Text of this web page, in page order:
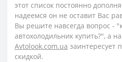
этот список постоянно
надеемся он не оставит Вас
Вы решите навсегда вопрос -
автохолодильник купить?", а
Avtolook.com.ua заинтересует
скидкой.